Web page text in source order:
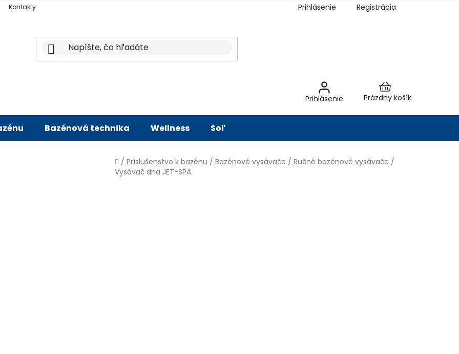
Kontakty Prihlásenie Registrácia
Prihlásenie
Nákupný
Prázdny košík
Bazénová technika Wellness Soľ
Domov
/ Príslušenstvo k bazénu / Bazénové vysávače / Ručné bazénové vysávače /
Vysávač dna JET-SPA